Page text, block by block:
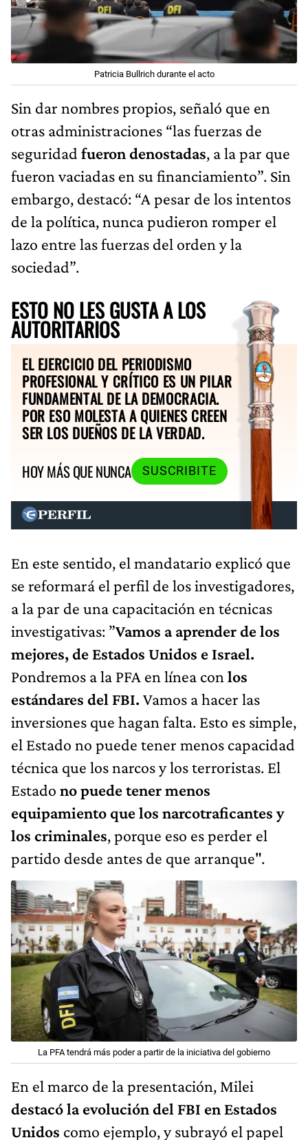
Patricia Bullrich durante el acto
Sin dar nombres propios, señaló que en
otras administraciones “las fuerzas de
seguridad fueron denostadas, a la par que
fueron vaciadas en su financiamiento”. Sin
embargo, destacó: “A pesar de los intentos
de la política, nunca pudieron romper el
lazo entre las fuerzas del orden y la
sociedad”.
ESTO NO LES GUSTA A LOS
AUTORITARIOS
EL EJERCICIO DEL PERIODISMO
PROFESIONAL Y CRÍTICO ES UN PILAR
FUNDAMENTAL DE LA DEMOCRACIA.
POR ESO MOLESTA A QUIENES CREEN
SER LOS DUEÑOS DE LA VERDAD.
HOY MÁS QUE NUNCA
SUSCRIBITE
En este sentido, el mandatario explicó que
se reformará el perfil de los investigadores,
a la par de una capacitación en técnicas
investigativas: ”Vamos a aprender de los
mejores, de Estados Unidos e Israel.
Pondremos a la PFA en línea con los
estándares del FBI. Vamos a hacer las
inversiones que hagan falta. Esto es simple,
el Estado no puede tener menos capacidad
técnica que los narcos y los terroristas. El
Estado no puede tener menos
equipamiento que los narcotraficantes y
los criminales, porque eso es perder el
partido desde antes de que arranque".
La PFA tendrá más poder a partir de la iniciativa del gobierno
En el marco de la presentación, Milei
destacó la evolución del FBI en Estados
Unidos como ejemplo, y subrayó el papel